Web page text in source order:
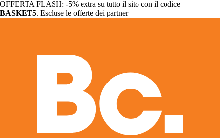
OFFERTA FLASH: -5% extra su tutto il sito con il codice
BASKET5. Escluse le offerte dei partner